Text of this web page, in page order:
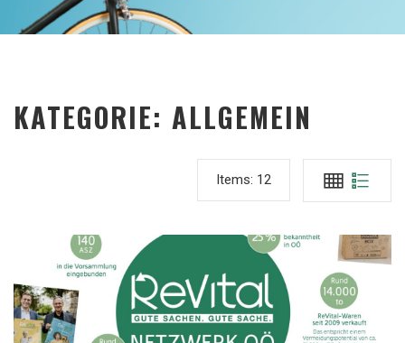
KATEGORIE: ALLGEMEIN
Items: 12